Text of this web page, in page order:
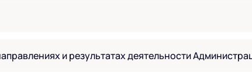
и результатах деятельности